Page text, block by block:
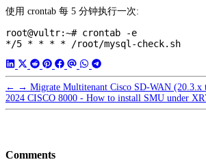
使用 crontab 每 5 分钟执行一次:
root@vultr:~# crontab -e
← → Migrate Multitenant Cisco SD-WAN (20.3.x
2024 CISCO 8000 - How to install SMU under
Comments